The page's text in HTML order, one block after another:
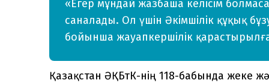
«Егер мұндай жазбаша келісім
саналады. Ол үшін Әкімшілік құқық
бойынша жауапкершілік
Қазақстан ӘҚБтК-нің 118-бабында жеке